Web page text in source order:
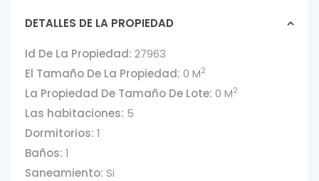
DETALLES DE LA PROPIEDAD
Id De La Propiedad: 27963
El Tamaño De La Propiedad: 0 M2
La Propiedad De Tamaño De Lote: 0 M2
Las habitaciones: 5
Dormitorios: 1
Baños: 1
Saneamiento: Si